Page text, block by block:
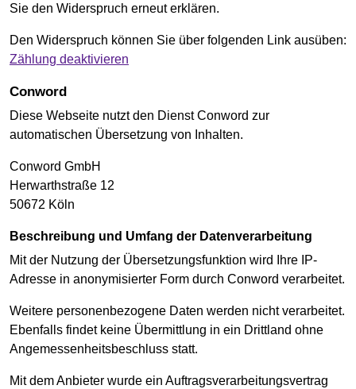
Sie den Widerspruch erneut erklären.
Den Widerspruch können Sie über folgenden Link ausüben:
Zählung deaktivieren
Conword
Diese Webseite nutzt den Dienst Conword zur
automatischen Übersetzung von Inhalten.
Conword GmbH
Herwarthstraße 12
50672 Köln
Beschreibung und Umfang der Datenverarbeitung
Mit der Nutzung der Übersetzungsfunktion wird Ihre IP-
Adresse in anonymisierter Form durch Conword verarbeitet.
Weitere personenbezogene Daten werden nicht verarbeitet.
Ebenfalls findet keine Übermittlung in ein Drittland ohne
Angemessenheitsbeschluss statt.
Mit dem Anbieter wurde ein Auftragsverarbeitungsvertrag